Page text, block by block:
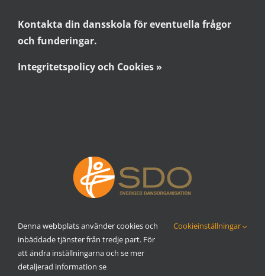
Kontakta din dansskola för eventuella frågor
och funderingar.
Integritetspolicy och Cookies »
Denna webbplats använder cookies och
inbäddade tjänster från tredje part. För
att ändra inställningarna och se mer
detaljerad information se
Cookieinställningar